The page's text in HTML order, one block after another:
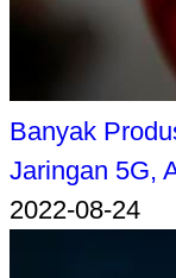
Banyak
Jaringan 5G,
2022-08-24